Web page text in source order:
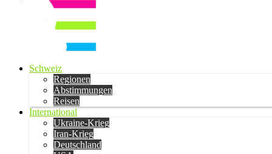
Schweiz
Regionen
Abstimmungen
Reisen
International
Ukraine-Krieg
Iran-Krieg
Deutschland